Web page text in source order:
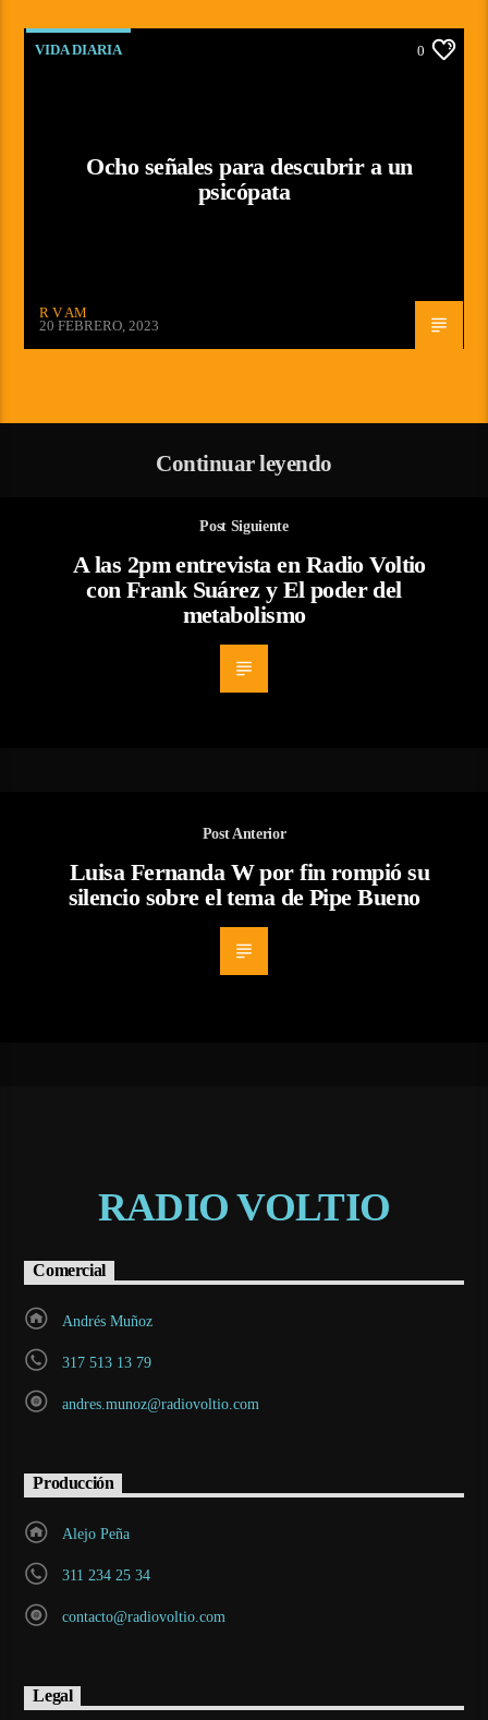
VIDA DIARIA 0
Ocho señales para descubrir a un
psicópata
R V AM
20 FEBRERO, 2023
Continuar leyendo
Post Siguiente
A las 2pm entrevista en Radio Voltio
con Frank Suárez y El poder del
metabolismo
Post Anterior
Luisa Fernanda W por fin rompió su
silencio sobre el tema de Pipe Bueno
RADIO VOLTIO
Comercial
Andrés Muñoz
317 513 13 79
andres.munoz@radiovoltio.com
Producción
Alejo Peña
311 234 25 34
contacto@radiovoltio.com
Legal